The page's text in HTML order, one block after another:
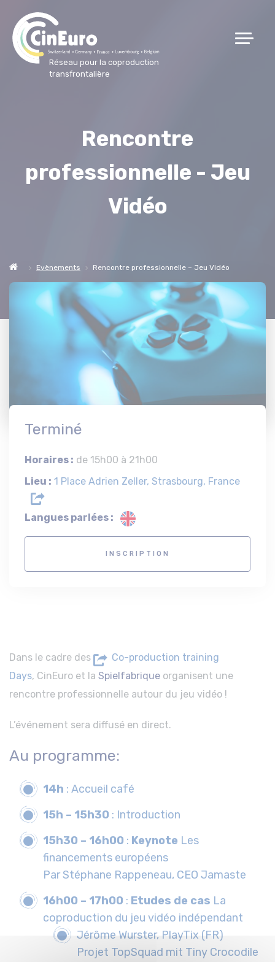
Réseau pour la coproduction
transfrontalière
Rencontre
professionnelle - Jeu
Vidéo
Evènements Rencontre professionnelle – Jeu Vidéo
Terminé
Horaires : de 15h00 à 21h00
Lieu : 1 Place Adrien Zeller, Strasbourg, France
Langues parlées :
INSCRIPTION
Dans le cadre des
Co-production training
Days, CinEuro et la Spielfabrique organisent une
rencontre professionnelle autour du jeu vidéo !
L’événement sera diffusé en direct.
Au programme:
14h : Accueil café
15h – 15h30 : Introduction
15h30 – 16h00 : Keynote Les
financements européens
Par Stéphane Rappeneau, CEO Jamaste
16h00 – 17h00 : Etudes de cas La
coproduction du jeu vidéo indépendant
Jérôme Wurster, PlayTix (FR)
Projet TopSquad mit Tiny Crocodile